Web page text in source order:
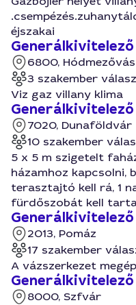
éjszakai
Generálkivitelező
6800,
3 szakember
Viz gaz villany klima
Generálkivitelező
7020, Dunaföldvár
10 szakember
5 x 5 m szigetelt
házamhoz kapcsolni,
terasztajtó kell rá, 1
fürdőszobát kell
Generálkivitelező
2013, Pomáz
17 szakember
A vázszerkezet
Generálkivitelező
8000, Szfvár